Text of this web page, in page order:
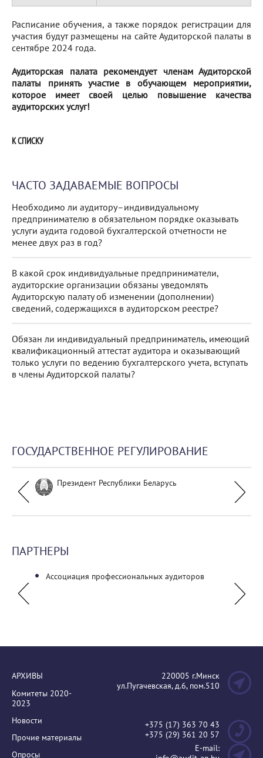
Расписание обучения, а также порядок регистрации для
участия будут размещены на сайте Аудиторской палаты в
сентябре 2024 года.
Аудиторская палата рекомендует членам Аудиторской
палаты принять участие в обучающем мероприятии,
которое имеет своей целью повышение качества
аудиторских услуг!
К СПИСКУ
ЧАСТО ЗАДАВАЕМЫЕ ВОПРОСЫ
Необходимо ли аудитору–индивидуальному
предпринимателю в обязательном порядке оказывать
услуги аудита годовой бухгалтерской отчетности не
менее двух раз в год?
В какой срок индивидуальные предприниматели,
аудиторские организации обязаны уведомлять
Аудиторскую палату об изменении (дополнении)
сведений, содержащихся в аудиторском реестре?
Обязан ли индивидуальный предприниматель, имеющий
квалификационный аттестат аудитора и оказывающий
только услуги по ведению бухгалтерского учета, вступать
в члены Аудиторской палаты?
ГОСУДАРСТВЕННОЕ РЕГУЛИРОВАНИЕ
Президент Республики Беларусь
ПАРТНЕРЫ
Ассоциация профессиональных аудиторов
АРХИВЫ
Комитеты 2020-
2023
Новости
Прочие материалы
Опросы
220005 г.Минск
ул.Пугачевская, д.6, пом.510
+375 (17) 363 70 43
+375 (29) 361 20 57
E-mail: